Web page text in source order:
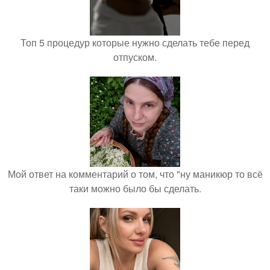
Топ 5 процедур которые нужно сделать тебе перед
отпуском.
Мой ответ на комментарий о том, что "ну маникюр то всё
таки можно было бы сделать.